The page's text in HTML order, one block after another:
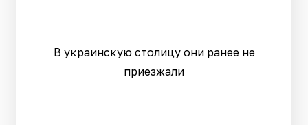
В украинскую столицу они ранее не
приезжали